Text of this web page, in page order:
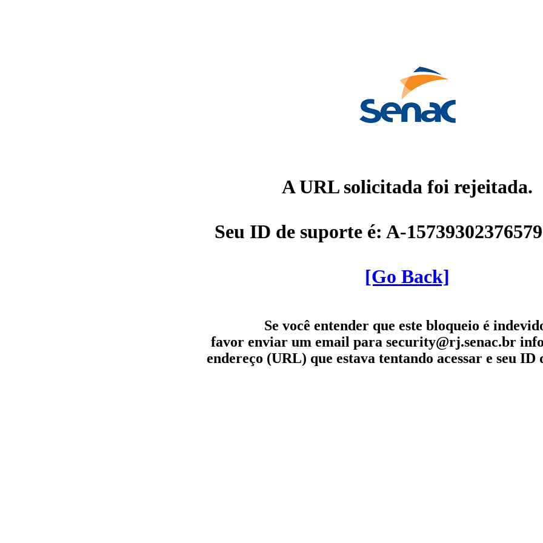
A URL solicitada foi rejeitada.
Seu ID de suporte é: A-
[Go Back]
Se você entender que este bloqueio é
favor enviar um email para security@rj.senac.br
endereço (URL) que estava tentando acessar e seu ID